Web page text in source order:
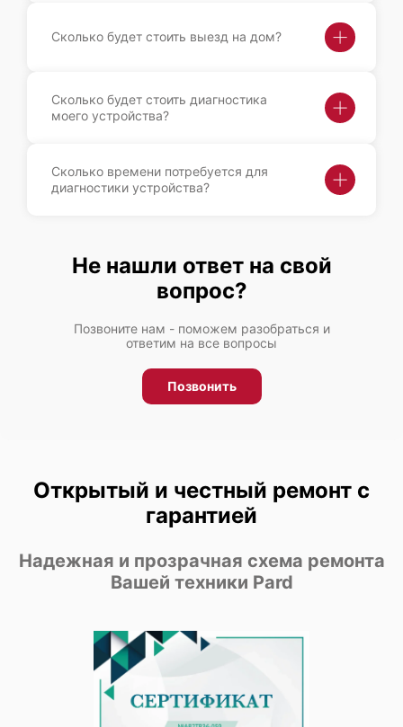
Сколько будет стоить выезд на дом?
Сколько будет стоить диагностика
моего устройства?
Сколько времени потребуется для
диагностики устройства?
Не нашли ответ на свой
вопрос?
Позвоните нам - поможем разобраться и
ответим на все вопросы
Позвонить
Открытый и честный ремонт с
гарантией
Надежная и прозрачная схема ремонта
Вашей техники Pard